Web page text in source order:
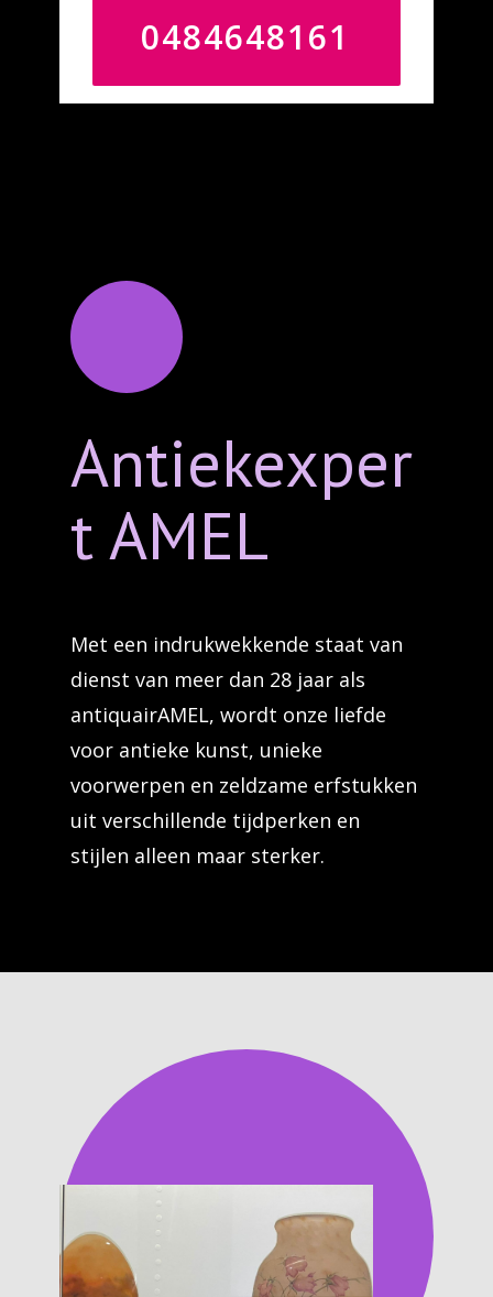
0484648161
Antiekexper
t AMEL
Met een indrukwekkende staat van
dienst van meer dan 28 jaar als
antiquairAMEL, wordt onze liefde
voor antieke kunst, unieke
voorwerpen en zeldzame erfstukken
uit verschillende tijdperken en
stijlen alleen maar sterker.